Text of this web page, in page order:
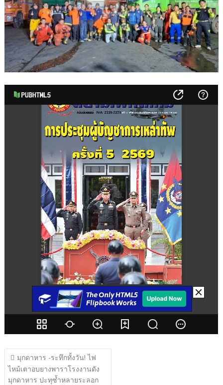
แนะแนว
เรื่อง
มุกดาหาร -ระทึกทั้งวัน! ไฟ
ไหม้เตาอบยางพาราโรงงานดัง
มุกดาหาร ปะทุซ้ำหลายระลอก